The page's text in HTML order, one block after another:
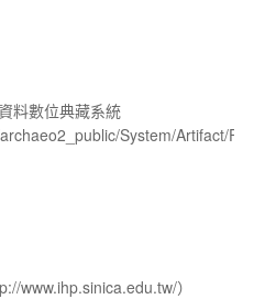
料數位典藏系統
System/Artifact/
www.ihp.sinica.edu.tw/）